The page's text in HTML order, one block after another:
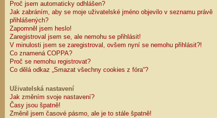
Proč jsem automaticky odhlášen?
Jak zabráním, aby se moje uživatelské jméno objevilo v seznamu právě
přihlášených?
Zapomněl jsem heslo!
Zaregistroval jsem se, ale nemohu se přihlásit!
V minulosti jsem se zaregistroval, ovšem nyní se nemohu přihlásit?!
Co znamená COPPA?
Proč se nemohu registrovat?
Co dělá odkaz „Smazat všechny cookies z fóra“?
Uživatelská nastavení
Jak změním svoje nastavení?
Časy jsou špatně!
Změnil jsem časové pásmo, ale je to stále špatně!